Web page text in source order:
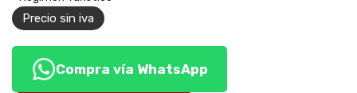
Precio sin iva
Compra vía WhatsApp